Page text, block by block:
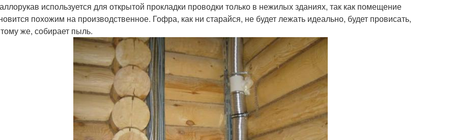
используется для открытой прокладки проводки только в нежилых зданиях, так как помещение
похожим на производственное. Гофра, как ни старайся, не будет лежать идеально, будет провисать,
же, собирает пыль.